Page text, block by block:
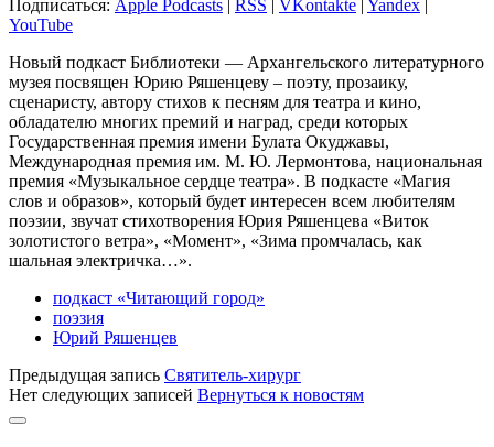
Подписаться: Apple Podcasts | RSS | VKontakte | Yandex |
YouTube
Новый подкаст Библиотеки — Архангельского литературного
музея посвящен Юрию Ряшенцеву – поэту, прозаику,
сценаристу, автору стихов к песням для театра и кино,
обладателю многих премий и наград, среди которых
Государственная премия имени Булата Окуджавы,
Международная премия им. М. Ю. Лермонтова, национальная
премия «Музыкальное сердце театра». В подкасте «Магия
слов и образов», который будет интересен всем любителям
поэзии, звучат стихотворения Юрия Ряшенцева «Виток
золотистого ветра», «Момент», «Зима промчалась, как
шальная электричка…».
подкаст «Читающий город»
поэзия
Юрий Ряшенцев
Предыдущая запись Святитель-хирург
Нет следующих записей Вернуться к новостям
Прокрутка